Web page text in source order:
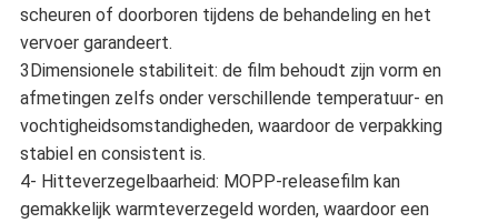
scheuren of doorboren tijdens de behandeling en het
vervoer garandeert.
3Dimensionele stabiliteit: de film behoudt zijn vorm en
afmetingen zelfs onder verschillende temperatuur- en
vochtigheidsomstandigheden, waardoor de verpakking
stabiel en consistent is.
4- Hitteverzegelbaarheid: MOPP-releasefilm kan
gemakkelijk warmteverzegeld worden, waardoor een